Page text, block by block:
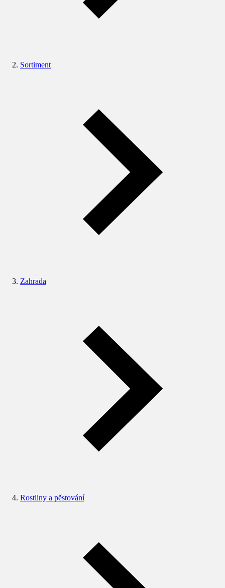
Sortiment
Zahrada
Rostliny a pěstování